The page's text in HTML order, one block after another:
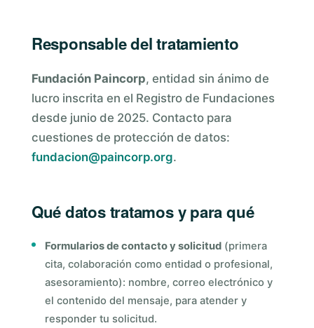
Responsable del tratamiento
Fundación Paincorp, entidad sin ánimo de
lucro inscrita en el Registro de Fundaciones
desde junio de 2025. Contacto para
cuestiones de protección de datos:
fundacion@paincorp.org.
Qué datos tratamos y para qué
Formularios de contacto y solicitud(primera
cita, colaboración como entidad o profesional,
asesoramiento): nombre, correo electrónico y
el contenido del mensaje, para atender y
responder tu solicitud.